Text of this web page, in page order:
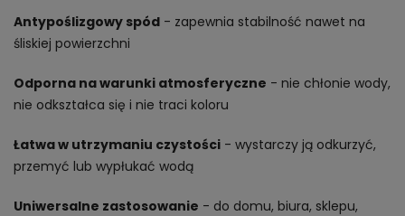
Antypoślizgowy spód - zapewnia stabilność nawet na
śliskiej powierzchni
Odporna na warunki atmosferyczne - nie chłonie wody,
nie odkształca się i nie traci koloru
Łatwa w utrzymaniu czystości - wystarczy ją odkurzyć,
przemyć lub wypłukać wodą
Uniwersalne zastosowanie - do domu, biura, sklepu,